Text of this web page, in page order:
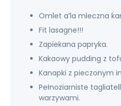
Omlet a’la mleczna
Fit lasagne!!!
Zapiekana papryka.
Kakaowy pudding z
Kanapki z pieczonym
Pełnoziarniste
warzywami.